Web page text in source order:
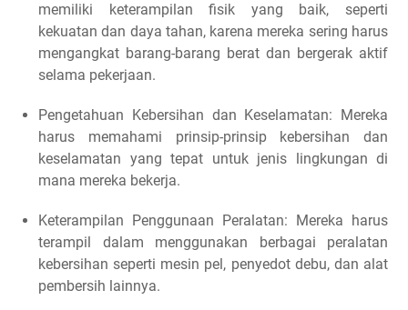
memiliki keterampilan fisik yang baik, seperti
kekuatan dan daya tahan, karena mereka sering harus
mengangkat barang-barang berat dan bergerak aktif
selama pekerjaan.
Pengetahuan Kebersihan dan Keselamatan: Mereka
harus memahami prinsip-prinsip kebersihan dan
keselamatan yang tepat untuk jenis lingkungan di
mana mereka bekerja.
Keterampilan Penggunaan Peralatan: Mereka harus
terampil dalam menggunakan berbagai peralatan
kebersihan seperti mesin pel, penyedot debu, dan alat
pembersih lainnya.